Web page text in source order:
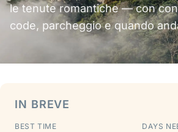
le tenute romantiche — con
code, parcheggio e quando
IN BREVE
BEST TIME DAYS